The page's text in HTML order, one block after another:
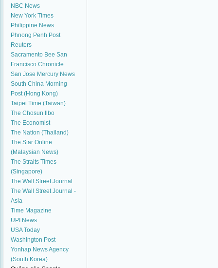
NBC News
New York Times
Philippine News
Phnong Penh Post
Reuters
Sacramento Bee San
Francisco Chronicle
San Jose Mercury News
South China Morning
Post (Hong Kong)
Taipei Time (Taiwan)
The Chosun Ilbo
The Economist
The Nation (Thailand)
The Star Online
(Malaysian News)
The Straits Times
(Singapore)
The Wall Street Journal
The Wall Street Journal -
Asia
Time Magazine
UPI News
USA Today
Washington Post
Yonhap News Agency
(South Korea)